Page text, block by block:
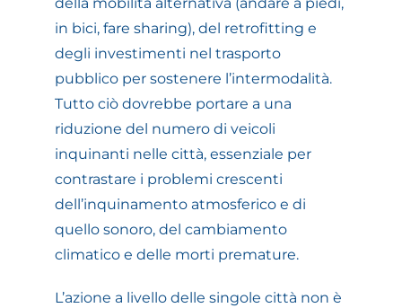
della mobilità alternativa (andare a piedi,
in bici, fare sharing), del retrofitting e
degli investimenti nel trasporto
pubblico per sostenere l’intermodalità.
Tutto ciò dovrebbe portare a una
riduzione del numero di veicoli
inquinanti nelle città, essenziale per
contrastare i problemi crescenti
dell’inquinamento atmosferico e di
quello sonoro, del cambiamento
climatico e delle morti premature.
L’azione a livello delle singole città non è